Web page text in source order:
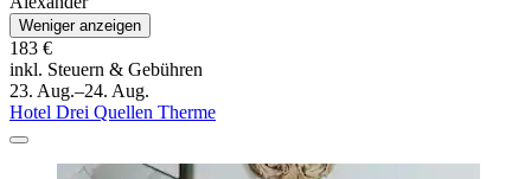
Weniger anzeigen
183 €
inkl. Steuern & Gebühren
23. Aug.–24. Aug.
Hotel Drei Quellen Therme